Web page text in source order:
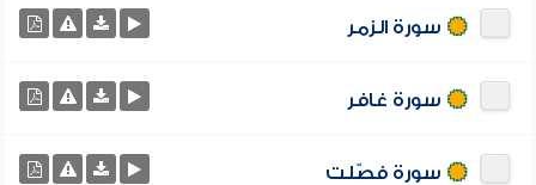
سورة الزمر
سورة غافر
سورة فصّلت